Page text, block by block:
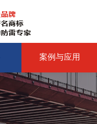
案例与应用